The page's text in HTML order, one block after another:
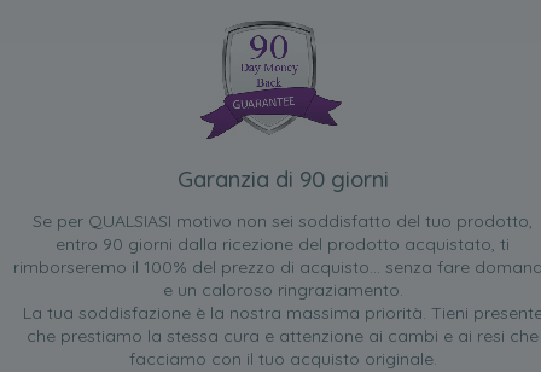
Garanzia di 90 giorni
Se per QUALSIASI motivo non sei soddisfatto del tuo prodotto,
entro 90 giorni dalla ricezione del prodotto acquistato, ti
rimborseremo il 100% del prezzo di acquisto... senza fare
e un caloroso ringraziamento.
La tua soddisfazione è la nostra massima priorità. Tieni
che prestiamo la stessa cura e attenzione ai cambi e ai resi che
facciamo con il tuo acquisto originale.